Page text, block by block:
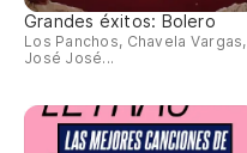
Grandes éxitos: Bolero
Los Panchos, Chavela Vargas,
José José...